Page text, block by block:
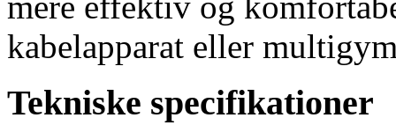
kabelapparat eller
Tekniske specifikationer